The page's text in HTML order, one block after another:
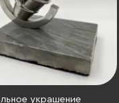
украшение